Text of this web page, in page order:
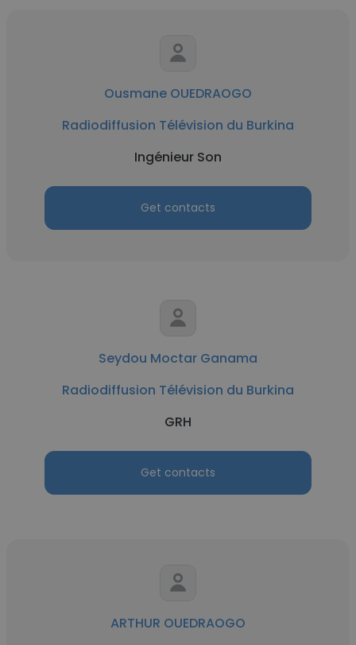
Ousmane OUEDRAOGO
Radiodiffusion Télévision du Burkina
Ingénieur Son
Get contacts
Seydou Moctar Ganama
Radiodiffusion Télévision du Burkina
GRH
Get contacts
ARTHUR OUEDRAOGO